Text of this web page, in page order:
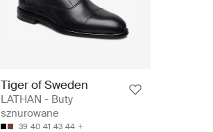
Tiger of Sweden
LATHAN - Buty
sznurowane
39 40 41 43 44